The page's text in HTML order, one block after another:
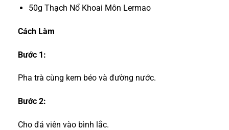
50g Thạch Nổ Khoai Môn Lermao
Cách Làm
Bước 1:
Pha trà cùng kem béo và đường nước.
Bước 2:
Cho đá viên vào bình lắc.